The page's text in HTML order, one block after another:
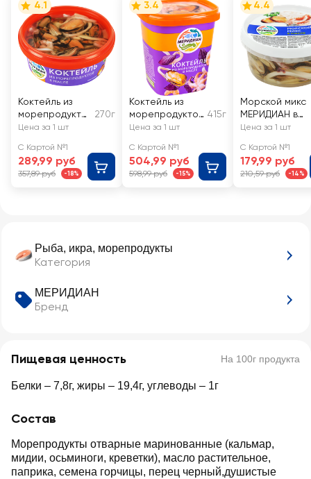
Рыба, икра, морепродукты
Категория
МЕРИДИАН
Бренд
Пищевая ценность На 100г продукта
Белки – 7,8г, жиры – 19,4г, углеводы – 1г
Состав
Морепродукты отварные маринованные (кальмар,
мидии, осьминоги, креветки), масло растительное,
паприка, семена горчицы, перец черный,душистые
4.1
Коктейль из
морепродукто
в МЕРИДИАН в
270г
Цена за 1 шт
С Картой №1
289,99 руб
357,89 руб -18%
3.4
Коктейль из
морепродуктов
МЕРИДИАН в
415г
Цена за 1 шт
С Картой №1
504,99 руб
598,99 руб -15%
4.4
Морской микс
МЕРИДИАН в
масле
Цена за 1 шт
С Картой №1
179,99 руб
210,59 руб -14%